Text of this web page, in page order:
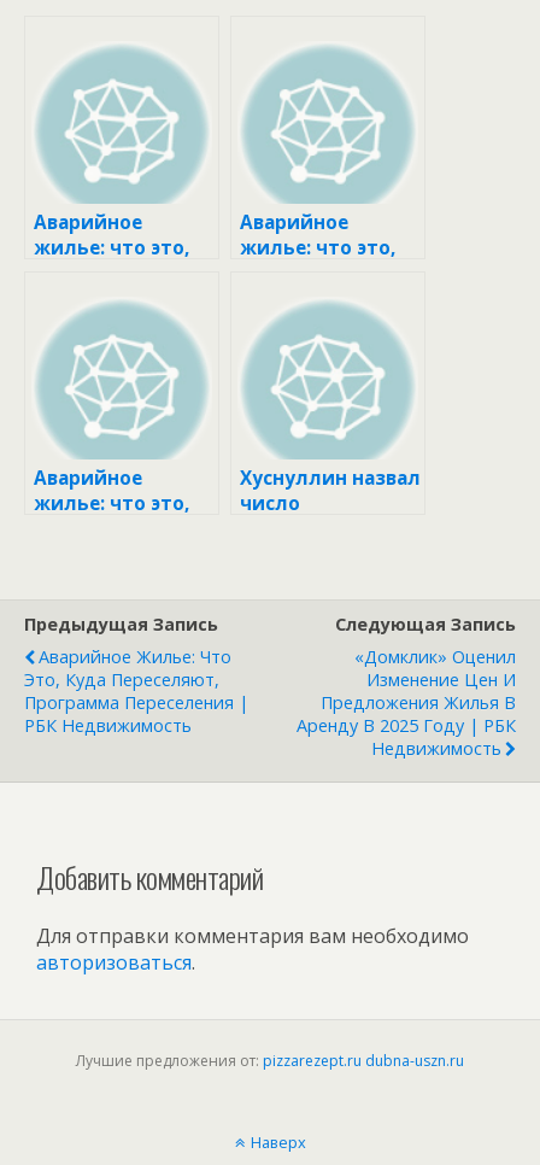
Аварийное
жилье: что это,
программа
переселения |
РБК
Недвижимость
Аварийное
жилье: что это,
программа
переселения |
РБК
Недвижимость
Аварийное
жилье: что это,
Недвижимость
Хуснуллин назвал
число
Недвижимость
Предыдущая Запись
Аварийное Жилье: Что
Это, Куда Переселяют,
Программа Переселения |
РБК Недвижимость
Следующая Запись
«Домклик» Оценил
Изменение Цен И
Предложения Жилья В
Аренду В 2025 Году | РБК
Недвижимость
Добавить комментарий
Для отправки комментария вам необходимо
авторизоваться.
Лучшие предложения от: pizzarezept.ru dubna-uszn.ru
Наверх